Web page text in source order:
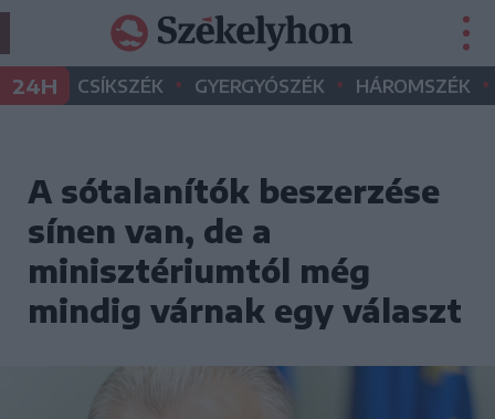
24H CSÍKSZÉK • GYERGYÓSZÉK • HÁROMSZÉK •
A sótalanítók beszerzése
sínen van, de a
minisztériumtól még
mindig várnak egy választ